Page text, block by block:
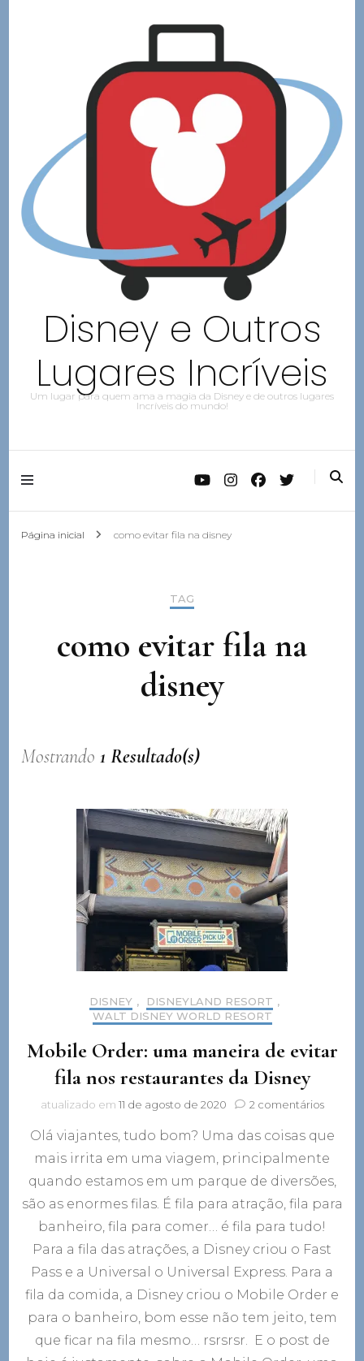
Disney e Outros
Lugares Incríveis
Um lugar para quem ama a magia da Disney e de outros lugares
Incríveis do mundo!
Página inicial como evitar fila na disney
TAG
como evitar fila na
disney
Mostrando1 Resultado(s)
DISNEY , DISNEYLAND RESORT ,
WALT DISNEY WORLD RESORT
Mobile Order: uma maneira de evitar
fila nos restaurantes da Disney
atualizado em 11 de agosto de 2020 2 comentáriosem
Order:
de
evitar
nos
Olá viajantes, tudo bom? Uma das coisas que
mais irrita em uma viagem, principalmente
quando estamos em um parque de diversões,
são as enormes filas. É fila para atração, fila para
banheiro, fila para comer… é fila para tudo!
Para a fila das atrações, a Disney criou o Fast
Pass e a Universal o Universal Express. Para a
fila da comida, a Disney criou o Mobile Order e
para o banheiro, bom esse não tem jeito, tem
que ficar na fila mesmo… rsrsrsr. E o post de